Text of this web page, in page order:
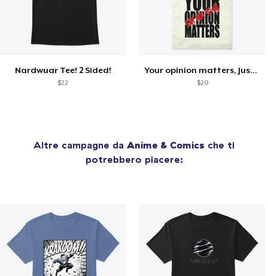
Nardwuar Tee! 2 Sided!
$22
Your opinion matters, Just not to me!
$20
Altre campagne da Anime & Comics che ti
potrebbero piacere: